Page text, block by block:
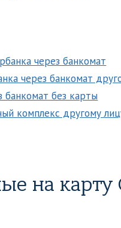
через банкомат
через банкомат
банкомат без карты
комплекс другому
на карту